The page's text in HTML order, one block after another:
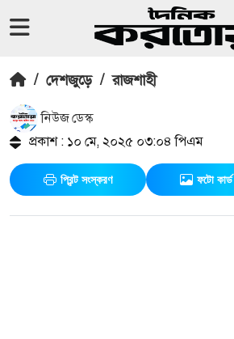
/ দেশজুড়ে / রাজশাহী
নিউজ ডেস্ক
প্রকাশ : ১০ মে, ২০২৫ ০৩:০৪ পিএম
প্রিন্ট সংস্করণ ফটো কার্ড